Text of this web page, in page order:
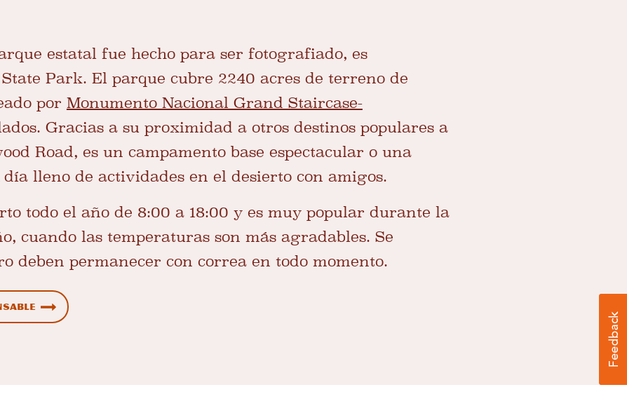
estatal fue hecho para ser fotografiado, es
Park. El parque cubre 2240 acres de terreno de
por Monumento Nacional Grand Staircase-
Gracias a su proximidad a otros destinos populares a
Road, es un campamento base espectacular o una
lleno de actividades en el desierto con amigos.
todo el año de 8:00 a 18:00 y es muy popular durante la
cuando las temperaturas son más agradables. Se
deben permanecer con correa en todo momento.